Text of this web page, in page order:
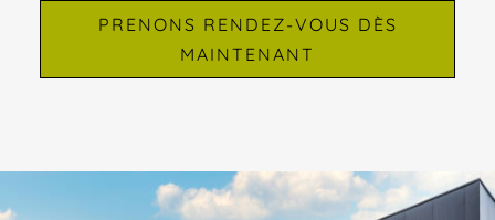
PRENONS RENDEZ-VOUS DÈS
MAINTENANT